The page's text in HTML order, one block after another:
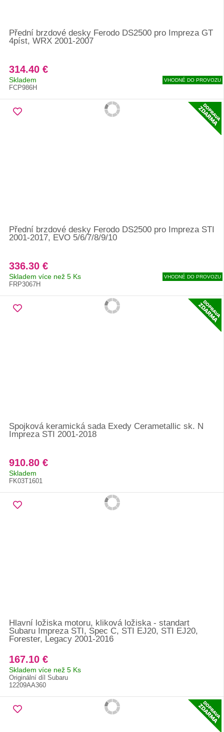
Přední brzdové desky Ferodo DS2500 pro Impreza GT
4píst, WRX 2001-2007
314.40 €
Skladem
FCP986H
VHODNÉ DO PROVOZU
Přední brzdové desky Ferodo DS2500 pro Impreza STI
2001-2017, EVO 5/6/7/8/9/10
336.30 €
Skladem více než 5 Ks
FRP3067H
VHODNÉ DO PROVOZU
Spojková keramická sada Exedy Cerametallic sk. N
Impreza STI 2001-2018
910.80 €
Skladem
FK03T1601
Hlavní ložiska motoru, kliková ložiska - standart
Subaru Impreza STI, Spec C, STI EJ20, STI EJ20,
Forester, Legacy 2001-2016
167.10 €
Skladem více než 5 Ks
Originální díl Subaru
12209AA360